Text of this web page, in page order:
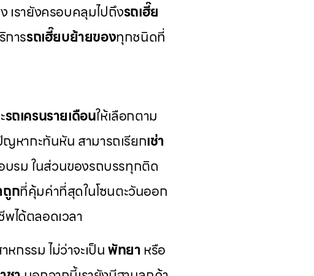
เรายังครอบคลุมไปถึงรถเฮี๊ย
การรถเฮี๊ยบย้ายของทุกชนิดที่
รถเครนรายเดือนให้เลือกตาม
หากะทันหัน สามารถเรียกเช่า
บรม ในส่วนของรถบรรทุกติด
ถูกที่คุ้มค่าที่สุดในโซนตะวันออก
ได้ตลอดเวลา
กรรม ไม่ว่าจะเป็นพัทยาหรือ